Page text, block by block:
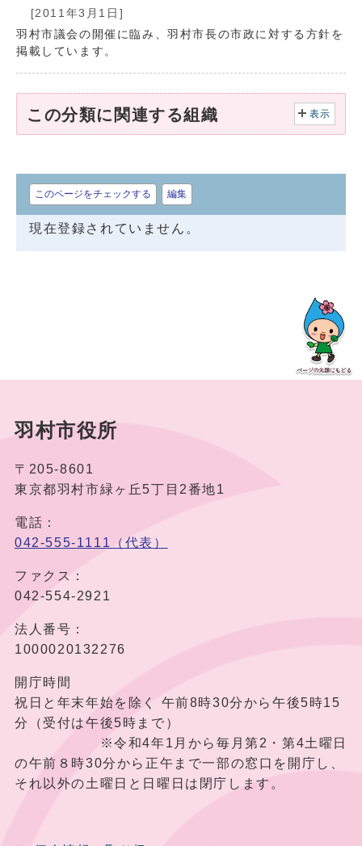
[2011年3月1日]
羽村市議会の開催に臨み、羽村市長の市政に対する方針を
掲載しています。
この分類に関連する組織 表示
このページをチェックする 編集
現在登録されていません。
羽村市役所
〒205-8601
東京都羽村市緑ヶ丘5丁目2番地1
電話：
042-555-1111（代表）
ファクス：
042-554-2921
法人番号：
1000020132276
開庁時間
祝日と年末年始を除く 午前8時30分から午後5時15
分（受付は午後5時まで）
※令和4年1月から毎月第2・第4土曜日
の午前８時30分から正午まで一部の窓口を開庁し、
それ以外の土曜日と日曜日は閉庁します。